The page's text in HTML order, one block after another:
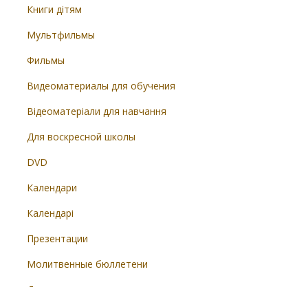
Книги дітям
Мультфильмы
Фильмы
Видеоматериалы для обучения
Відеоматеріали для навчання
Для воскресной школы
DVD
Календари
Календарі
Презентации
Молитвенные бюллетени